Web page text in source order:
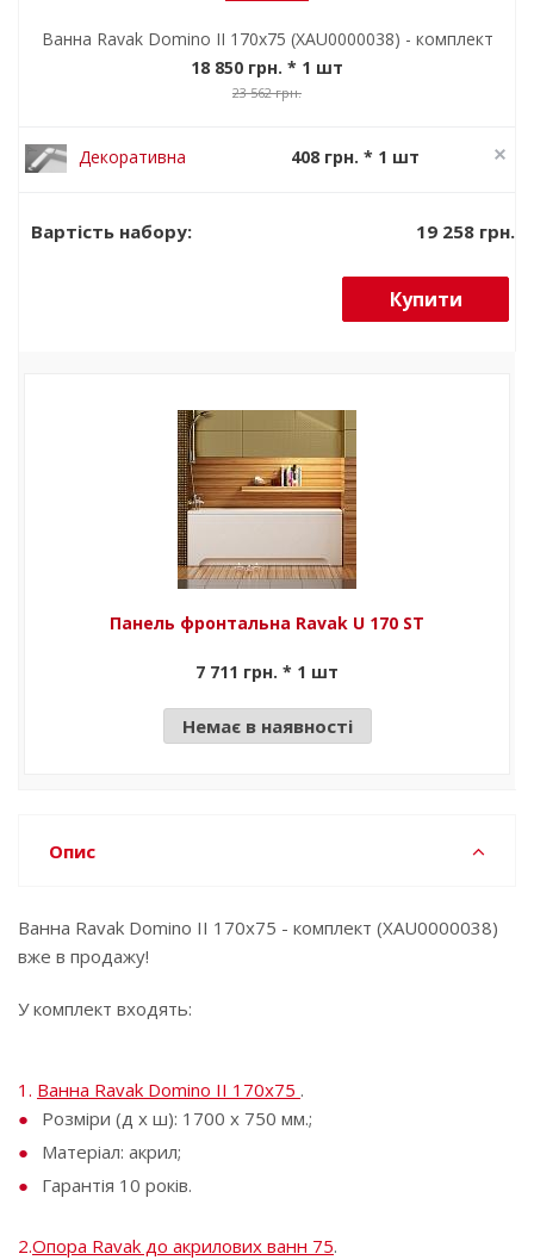
Ванна Ravak Domino II 170х75 (XAU0000038) - комплект
18 850 грн. * 1 шт
23 562 грн.
Декоративна
408 грн. * 1 шт
Вартість набору: 19 258 грн.
Купити
Панель фронтальна Ravak U 170 ST
7 711 грн. * 1 шт
Немає в наявності
Опис
Ванна Ravak Domino II 170х75 - комплект (XAU0000038)
вже в продажу!
У комплект входять:
1. Ванна Ravak Domino II 170х75 .
Розміри (д x ш): 1700 х 750 мм.;
Матеріал: акрил;
Гарантія 10 років.
2.Опора Ravak до акрилових ванн 75.